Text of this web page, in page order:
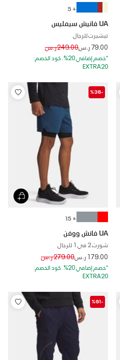
+ 5
UA فانيش سيمليس
تيشيرت للرجال
79.00 ر.س Price reduced from
249.00 ر.س to
*خصم إضافي 20%. كود الخصم:
EXTRA20
-%36
+ 15
UA فانش ووفن
شورت 2 في 1 للرجال
179.00 ر.س Price reduced from
279.00 ر.س to
*خصم إضافي 20%. كود الخصم:
EXTRA20
-%61